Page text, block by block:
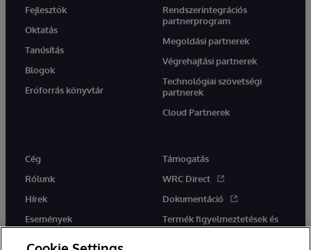
Fejlesztők
Oktatás
Tanúsítás
Blogok
Erőforrás könyvtár
Rendszerintegrációs
partnerprogram
Megoldási partnerek
Végrehajtási partnerek
Technológiai szövetségi
partnerek
Cloud Partnerek
Cég
Rólunk
Hírek
Események
Támogatás
WRC Direct
Dokumentáció
Termék figyelmeztetések és
tanácsok